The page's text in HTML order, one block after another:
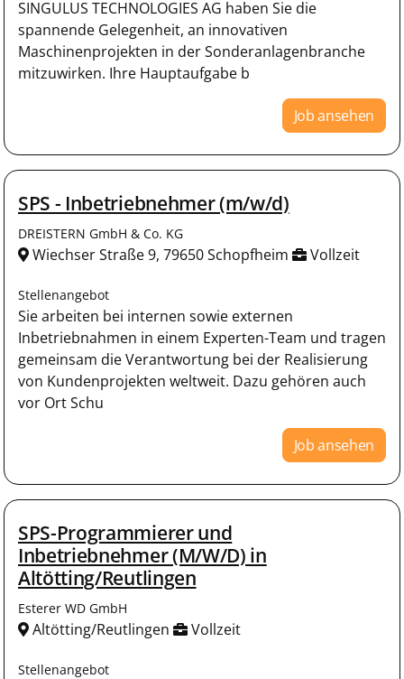
SINGULUS TECHNOLOGIES AG haben Sie die
spannende Gelegenheit, an innovativen
Maschinenprojekten in der Sonderanlagenbranche
mitzuwirken. Ihre Hauptaufgabe b
Job ansehen
SPS - Inbetriebnehmer (m/w/d)
DREISTERN GmbH & Co. KG
Wiechser Straße 9, 79650 Schopfheim Vollzeit
Stellenangebot
Sie arbeiten bei internen sowie externen
Inbetriebnahmen in einem Experten-Team und tragen
gemeinsam die Verantwortung bei der Realisierung
von Kundenprojekten weltweit. Dazu gehören auch
vor Ort Schu
Job ansehen
SPS-Programmierer und
Inbetriebnehmer (M/W/D) in
Altötting/Reutlingen
Esterer WD GmbH
Altötting/Reutlingen Vollzeit
Stellenangebot